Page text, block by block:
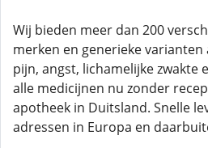
Wij bieden meer dan 200
merken en generieke varianten
pijn, angst, lichamelijke zwakte
alle medicijnen nu zonder
apotheek in Duitsland. Snelle
adressen in Europa en